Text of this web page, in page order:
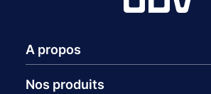
A propos
Nos produits